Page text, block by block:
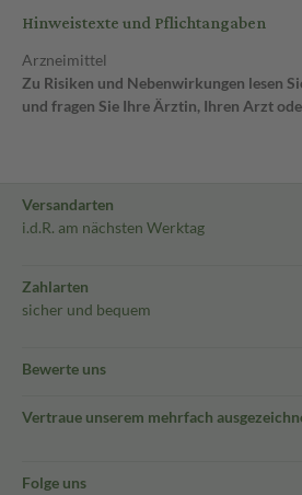
Hinweistexte und Pflichtangaben
Arzneimittel
Zu Risiken und Nebenwirkungen lesen
und fragen Sie Ihre Ärztin, Ihren Arzt
Versandarten
i.d.R. am nächsten Werktag
Zahlarten
sicher und bequem
Bewerte uns
Vertraue unserem mehrfach
Folge uns